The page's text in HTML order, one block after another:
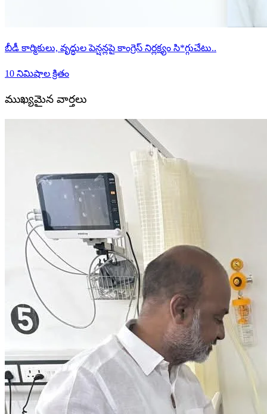
బీడీ కార్మికులు, వృద్ధుల పెన్షన్లపై కాంగ్రెస్ నిర్లక్ష్యం సి*గ్గుచేటు..
10 నిమిషాల క్రితం
ముఖ్యమైన వార్తలు